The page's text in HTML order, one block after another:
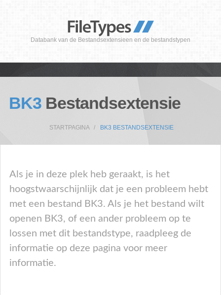
Databank van de Bestandsextensieen en de bestandstypen
BK3 Bestandsextensie
STARTPAGINA BK3 BESTANDSEXTENSIE
Als je in deze plek heb geraakt, is het
hoogstwaarschijnlijk dat je een probleem hebt
met een bestand BK3. Als je het bestand wilt
openen BK3, of een ander probleem op te
lossen met dit bestandstype, raadpleeg de
informatie op deze pagina voor meer
informatie.